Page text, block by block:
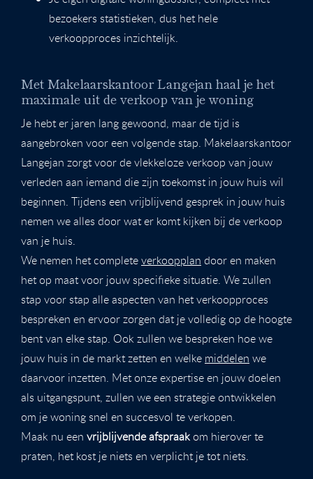
bezoekers statistieken, dus het hele
verkoopproces inzichtelijk.
Met Makelaarskantoor Langejan haal je het
maximale uit de verkoop van je woning
Je hebt er jaren lang gewoond, maar de tijd is
aangebroken voor een volgende stap. Makelaarskantoor
Langejan zorgt voor de vlekkeloze verkoop van jouw
verleden aan iemand die zijn toekomst in jouw huis wil
beginnen. Tijdens een vrijblijvend gesprek in jouw huis
nemen we alles door wat er komt kijken bij de verkoop
van je huis.
We nemen het completeverkoopplan door en maken
het op maat voor jouw specifieke situatie. We zullen
stap voor stap alle aspecten van het verkoopproces
bespreken en ervoor zorgen dat je volledig op de hoogte
bent van elke stap. Ook zullen we bespreken hoe we
jouw huis in de markt zetten en welke middelen we
daarvoor inzetten. Met onze expertise en jouw doelen
als uitgangspunt, zullen we een strategie ontwikkelen
om je woning snel en succesvol te verkopen.
Maak nu een vrijblijvende afspraakom hierover te
praten, het kost je niets en verplicht je tot niets.